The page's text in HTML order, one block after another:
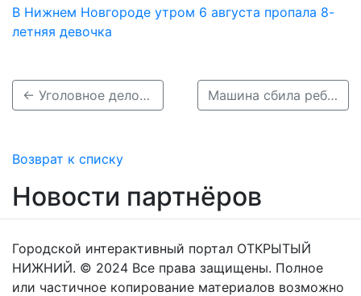
В Нижнем Новгороде утром 6 августа пропала 8-
летняя девочка
← Уголовное дело возбуждено из-за смертельного ДТП с КамАЗом в Богородском районе Машина сбила ребенка на привязанных к собаке санках в Первомайске →
Возврат к списку
Новости партнёров
Городской интерактивный портал ОТКРЫТЫЙ
НИЖНИЙ. © 2024 Все права защищены. Полное
или частичное копирование материалов возможно